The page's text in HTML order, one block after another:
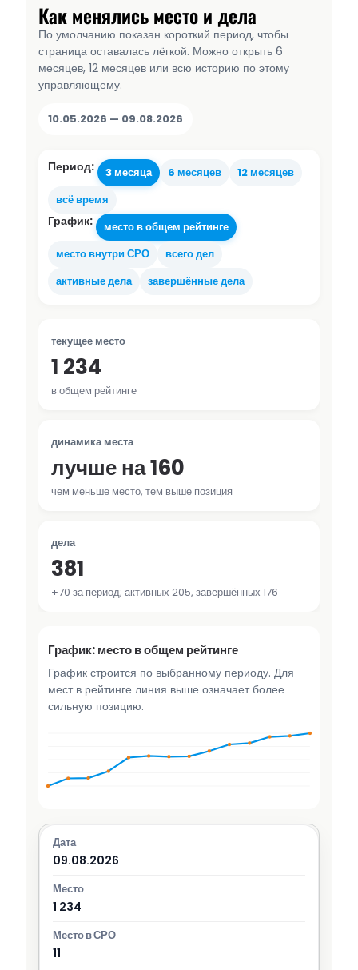
Как менялись место и дела
По умолчанию показан короткий период, чтобы
страница оставалась лёгкой. Можно открыть 6
месяцев, 12 месяцев или всю историю по этому
управляющему.
10.05.2026 — 09.08.2026
Период: 3 месяца 6 месяцев
12 месяцев
всё время
График:
место в общем рейтинге
место внутри СРО
всего дел
активные дела
завершённые дела
текущее место
1 234
в общем рейтинге
динамика места
лучше на 160
чем меньше место, тем выше позиция
дела
381
+70 за период; активных 205, завершённых 176
График: место в общем рейтинге
График строится по выбранному периоду. Для
мест в рейтинге линия выше означает более
сильную позицию.
09.08.2026
1 234
11